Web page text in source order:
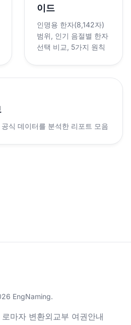
이드
인명용 한자(8,142자)
범위, 인기 음절별 한자
선택 비교, 5가지 원칙
식 데이터를 분석한 리포트 모음
EngNaming.
마자 변환외교부 여권안내